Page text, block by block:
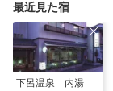
最近見た宿
下呂温泉 内湯